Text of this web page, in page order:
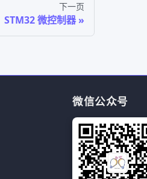
下一页
STM32 微控制器
微信公众号